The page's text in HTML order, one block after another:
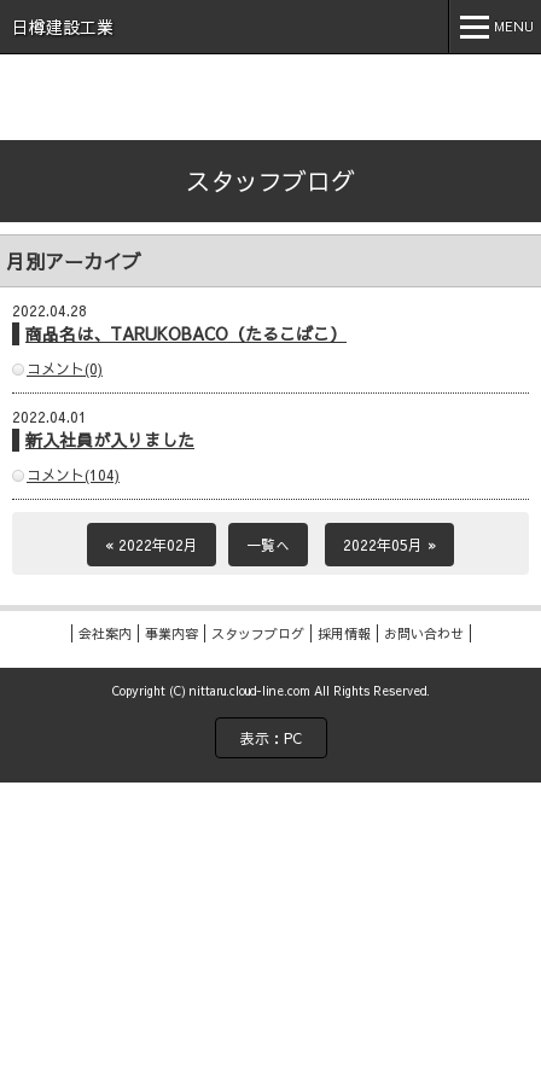
式会社 日樽 建設 土木 建築 新築 戸建 工事 解体 地元 安
心 誠実 コロナ 空気触媒 酸素クラスター オゾン 不活化
日樽建設工業 MENU
事業内容
実績紹介
施工事例
採用情報
スタッフブログ
お問い合わせ
スタッフブログ
月別アーカイブ
2022.04.28
商品名は、TARUKOBACO（たるこばこ）
コメント(0)
2022.04.01
新入社員が入りました
コメント(104)
« 2022年02月 一覧へ 2022年05月 »
会社案内 事業内容 スタッフブログ 採用情報 お問い合わせ
Copyright (C) nittaru.cloud-line.com All Rights Reserved.
表示：PC